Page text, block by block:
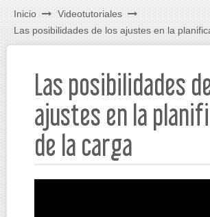
Inicio
Videotutoriales
Las posibilidades de los ajustes en la
Las posibilidades
ajustes en la
de la carga